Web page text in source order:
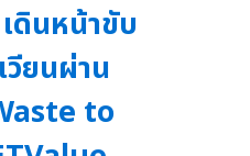
ดินหน้าขับ
ยนผ่าน
to